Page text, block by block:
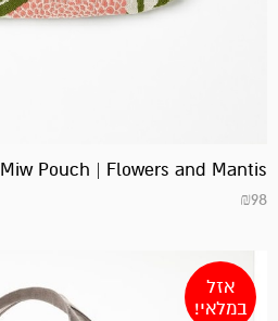
Miw Pouch | Flowers and Mantis
₪98
אזל
במלאי!